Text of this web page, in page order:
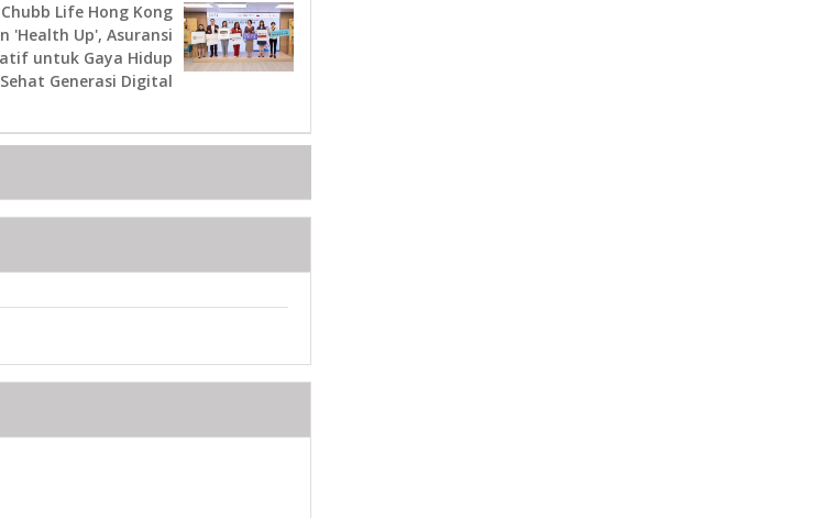
Chubb Life Hong Kong
'Health Up', Asuransi
untuk Gaya Hidup
Sehat Generasi Digital